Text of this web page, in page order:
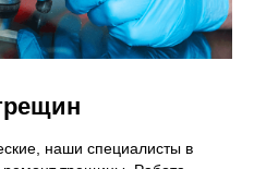
наши специалисты в